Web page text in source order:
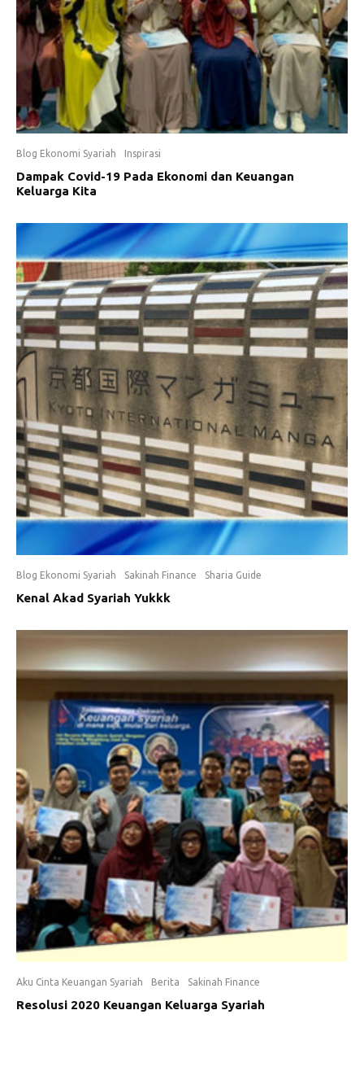
Blog Ekonomi Syariah Inspirasi
Dampak Covid-19 Pada Ekonomi dan Keuangan
Keluarga Kita
Blog Ekonomi Syariah Sakinah Finance Sharia Guide
Kenal Akad Syariah Yukkk
Aku Cinta Keuangan Syariah Berita Sakinah Finance
Resolusi 2020 Keuangan Keluarga Syariah